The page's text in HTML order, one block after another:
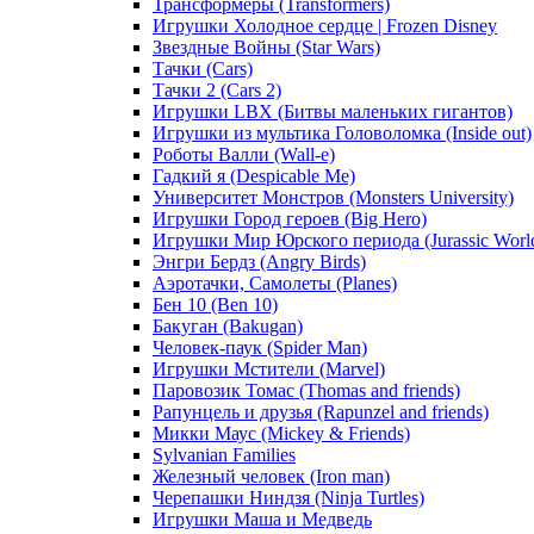
Трансформеры (Transformers)
Игрушки Холодное сердце | Frozen Disney
Звездные Войны (Star Wars)
Тачки (Cars)
Тачки 2 (Cars 2)
Игрушки LBX (Битвы маленьких гигантов)
Игрушки из мультика Головоломка (Inside out)
Роботы Валли (Wall-e)
Гадкий я (Despicable Me)
Университет Монстров (Monsters University)
Игрушки Город героев (Big Hero)
Игрушки Мир Юрского периода (Jurassic
Энгри Бердз (Angry Birds)
Аэротачки, Самолеты (Planes)
Бен 10 (Ben 10)
Бакуган (Bakugan)
Человек-паук (Spider Man)
Игрушки Мстители (Marvel)
Паровозик Томас (Thomas and friends)
Рапунцель и друзья (Rapunzel and friends)
Микки Маус (Mickey & Friends)
Sylvanian Families
Железный человек (Iron man)
Черепашки Ниндзя (Ninja Turtles)
Игрушки Маша и Медведь